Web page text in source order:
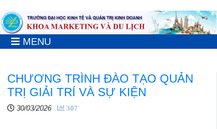
MENU
CHƯƠNG TRÌNH ĐÀO TẠO QUẢN
TRỊ GIẢI TRÍ VÀ SỰ KIỆN
30/03/2026 307